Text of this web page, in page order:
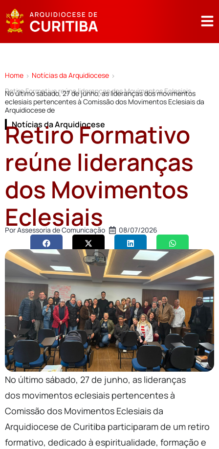
Home > Notícias da Arquidiocese >
Retiro Formativo reúne lideranças dos Movimentos Eclesiais
No último sábado, 27 de junho, as lideranças dos movimentos
eclesiais pertencentes à Comissão dos Movimentos Eclesiais da
Arquidiocese de
Notícias da Arquidiocese
Retiro Formativo
reúne lideranças
dos Movimentos
Eclesiais
PorAssessoria de Comunicação 08/07/2026
No último sábado, 27 de junho, as lideranças
dos movimentoseclesiais pertencentes à
Comissão dos Movimentos Eclesiais da
Arquidiocese de Curitiba participaram de um retiro
formativo, dedicado à espiritualidade, formação e